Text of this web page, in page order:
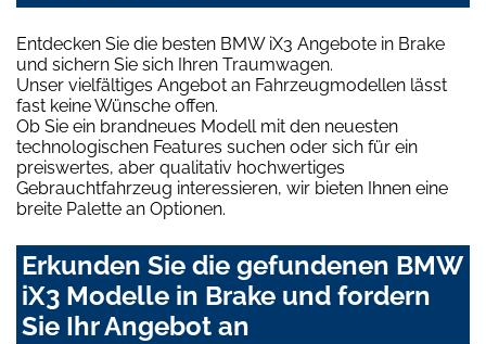
Entdecken Sie die besten BMW iX3 Angebote in Brake
und sichern Sie sich Ihren Traumwagen.
Unser vielfältiges Angebot an Fahrzeugmodellen lässt
fast keine Wünsche offen.
Ob Sie ein brandneues Modell mit den neuesten
technologischen Features suchen oder sich für ein
preiswertes, aber qualitativ hochwertiges
Gebrauchtfahrzeug interessieren, wir bieten Ihnen eine
breite Palette an Optionen.
Erkunden Sie die gefundenen BMW
iX3 Modelle in Brake und fordern
Sie Ihr Angebot an